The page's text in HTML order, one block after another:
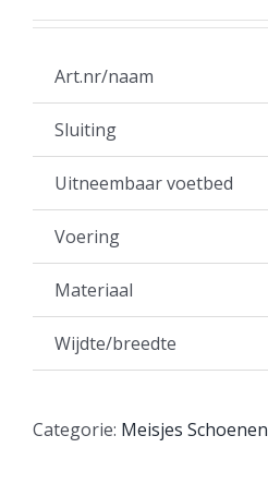
Art.nr/naam
Sluiting
Uitneembaar voetbed
Voering
Materiaal
Wijdte/breedte
Categorie: Meisjes Schoenen